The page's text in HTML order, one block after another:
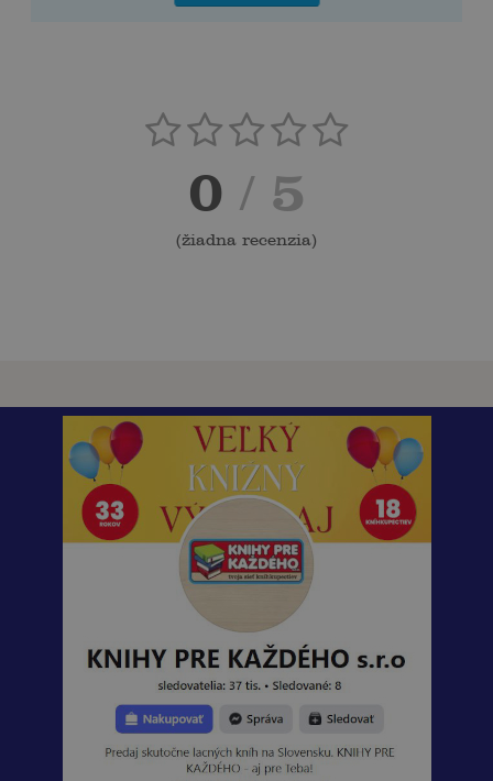
0 / 5
(žiadna recenzia)